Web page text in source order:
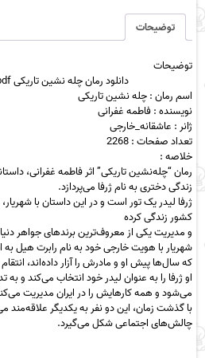
تاریکی
pdf
اثر
غفرانی
عدد
توضیحات
توضیحات
دانلود رمان چله نشین تاریکی pdf |اثر فاطمه غفرانی
اسم رمان : چله نشین تاریکی
نویسنده : فاطمه غفرانی
ژانر : عاشقانه_خارجی
تعداد صفحات : 2268
خلاصه :
رمان “چله‌نشین تاریکی” اثر فاطمه غفرانی،
زندگی دختری به نام ژرفا می‌پردازد.
ژرفا لیدر یک تور است و در این داستان با
کشور زندگی کرده
و مدیریت یکی از معروف‌ترین برندهای جواهر
شهریار با هویت خارجی خود به نام رابرت هیل به
که سال‌ها پیش او و مادرش را آزار داده‌اند،
او ژرفا را به عنوان لیدر خود انتخاب می‌کند و
می‌شود و همه کارهایش را در ایران مدیریت
با گذشت زمان، این دو نفر به یکدیگر علاقه‌مند
چالش‌های اجتماعی شکل می‌گیرد.